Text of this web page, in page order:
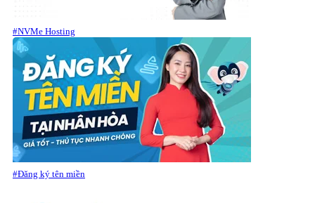
#NVMe Hosting
#Đăng ký tên miền